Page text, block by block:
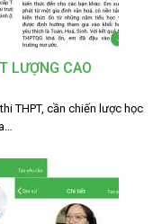
LƯỢNG CAO
THPT, cần chiến lược học